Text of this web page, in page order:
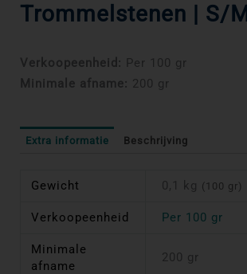
Trommelstenen | S/M
Verkoopeenheid: Per 100 gr
Minimale afname: 200 gr
Extra informatie Beschrijving
Gewicht 0,1 kg (100 gr)
Verkoopeenheid Per 100 gr
Minimale
afname
200 gr